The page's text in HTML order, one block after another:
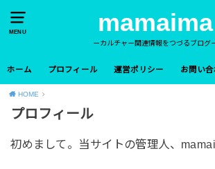
MENU mamaima
ーカルチャー関連情報をつづるブログ
ホーム プロフィール 運営ポリシー お問い合
HOME
プロフィール
初めまして。当サイトの管理人、